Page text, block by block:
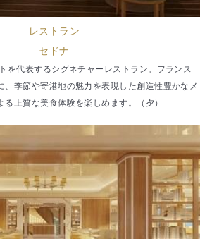
レストラン
セドナ
を代表するシグネチャーレストラン。フランス
、季節や寄港地の魅力を表現した創造性豊かなメ
る上質な美食体験を楽しめます。（夕）